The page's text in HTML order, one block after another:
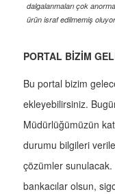
dalgalanmaları çok
ürün israf edilmemiş
PORTAL BİZİM
Bu portal bizim
ekleyebilirsiniz.
Müdürlüğümüzün
durumu bilgileri
çözümler sunulacak.
bankacılar olsun,